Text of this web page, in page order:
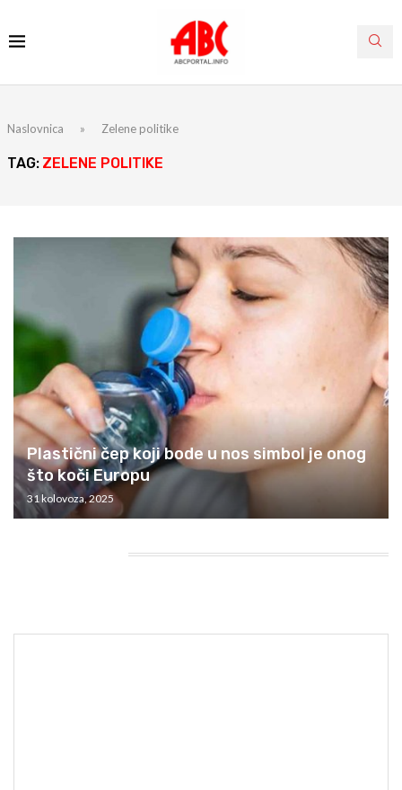
Naslovnica » Zelene politike
TAG: ZELENE POLITIKE
Plastični čep koji bode u nos simbol je onog
što koči Europu
31 kolovoza, 2025